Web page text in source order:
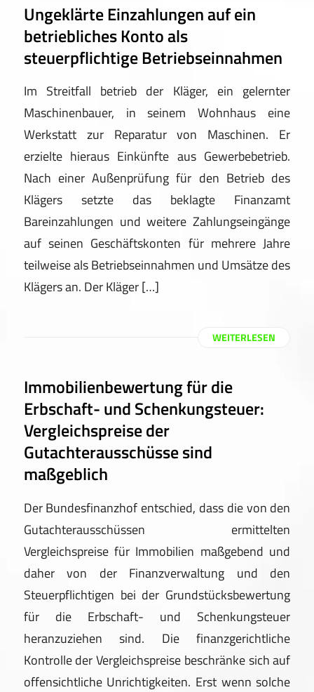
Ungeklärte Einzahlungen auf ein
betriebliches Konto als
steuerpflichtige Betriebseinnahmen
Im Streitfall betrieb der Kläger, ein gelernter
Maschinenbauer, in seinem Wohnhaus eine
Werkstatt zur Reparatur von Maschinen. Er
erzielte hieraus Einkünfte aus Gewerbebetrieb.
Nach einer Außenprüfung für den Betrieb des
Klägers setzte das beklagte Finanzamt
Bareinzahlungen und weitere Zahlungseingänge
auf seinen Geschäftskonten für mehrere Jahre
teilweise als Betriebseinnahmen und Umsätze des
Klägers an. Der Kläger […]
WEITERLESEN
Immobilienbewertung für die
Erbschaft- und Schenkungsteuer:
Vergleichspreise der
Gutachterausschüsse sind
maßgeblich
Der Bundesfinanzhof entschied, dass die von den
Gutachterausschüssen ermittelten
Vergleichspreise für Immobilien maßgebend und
daher von der Finanzverwaltung und den
Steuerpflichtigen bei der Grundstücksbewertung
für die Erbschaft- und Schenkungsteuer
heranzuziehen sind. Die finanzgerichtliche
Kontrolle der Vergleichspreise beschränke sich auf
offensichtliche Unrichtigkeiten. Erst wenn solche